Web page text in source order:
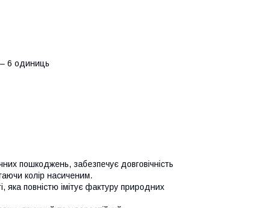
– 6 одиниць
пошкоджень, забезпечує довговічність
колір насиченим.
яка повністю імітує фактуру природних